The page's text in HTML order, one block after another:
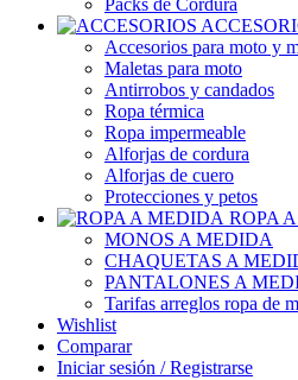
Packs de Cordura
Accesorios para moto y
Maletas para moto
Antirrobos y candados
Ropa térmica
Ropa impermeable
Alforjas de cordura
Alforjas de cuero
Protecciones y petos
ROPA
MONOS A MEDIDA
CHAQUETAS A
PANTALONES A
Tarifas arreglos ropa de
Wishlist
Comparar
Iniciar sesión / Registrarse